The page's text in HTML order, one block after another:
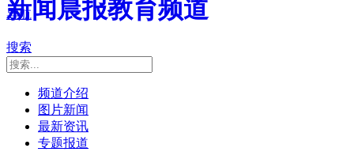
导航
新闻晨报教育频道
搜索
频道介绍
图片新闻
最新资讯
专题报道